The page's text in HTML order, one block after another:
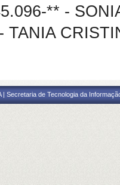
** -
TANIA
| Secretaria de Tecnologia da